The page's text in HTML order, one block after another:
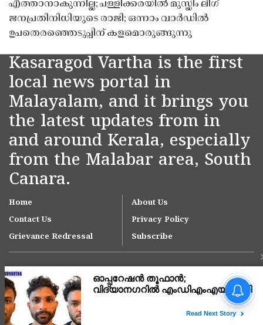
എത്താനാകുന്നില്ല; പള്ളിക്കരയിൽ മുസ്ലിം ലീഗ്
ജനപ്രതിനിധിയുടെ രാജി; ഒന്നാം വാർഡിൽ
ഉപതെരഞ്ഞെടുപ്പിന് കളമൊരുങ്ങുന്നു
Kasaragod Vartha is the first
local news portal in
Malayalam, and it brings you
the latest updates from in
and around Kerala, especially
from the Malabar area, South
Canara.
Home
About Us
Contact Us
Privacy Policy
Grievance Redressal
Subscribe
നീലേശ്വരം നഗരസഭയിലെ
ആനച്ചാൽ-ഉച്ചൂളിക്കുതിർ
പരിഹരിക്കാൻ ഇടപെടൽ;